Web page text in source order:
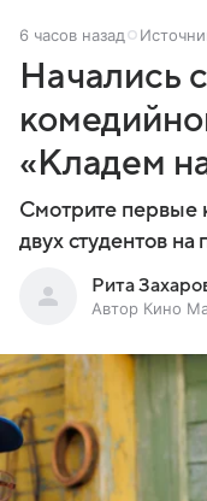
6 часов назад
Начались
«Кладем
Смотрите первые
двух студентов на
Рита
Автор Кино